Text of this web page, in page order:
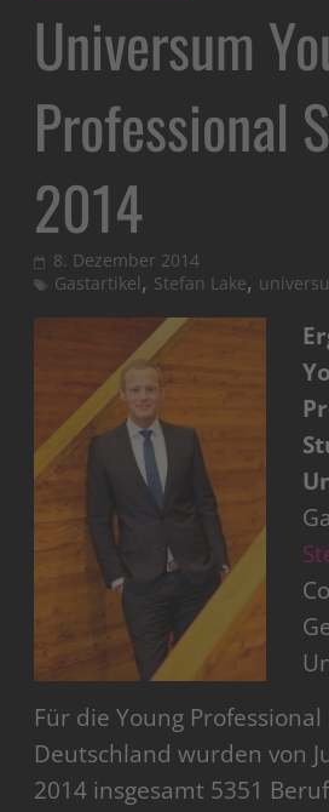
Universum
Professional
2014
8. Dezember 2014
Gastartikel, Stefan Lake,
Für die Young
Deutschland wurden von
2014 insgesamt 5351